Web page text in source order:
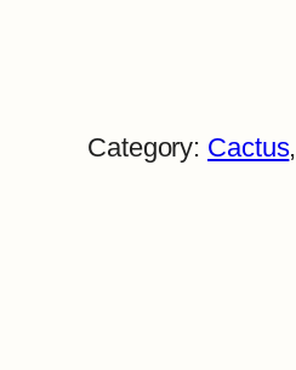
Category: Cactus,